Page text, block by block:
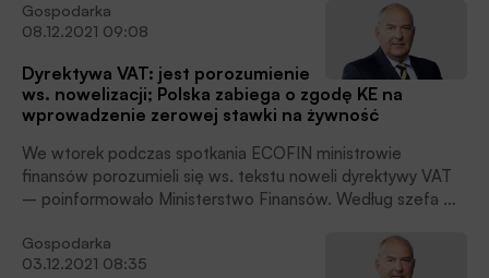
Polskich. Podobnie jak w roku minionym, tak i obecnie
wydarzenie odbyło się online, jednak prezes ZBP, Krzysztof
Pietraszkiewicz wyraził nadzieję, że już za rok bankowcy
spotkają się w bardziej tradycyjnej formule.
Gospodarka
08.12.2021 09:08
Dyrektywa VAT: jest porozumienie
ws. nowelizacji; Polska zabiega o zgodę KE na
wprowadzenie zerowej stawki na żywność
We wtorek podczas spotkania ECOFIN ministrowie
finansów porozumieli się ws. tekstu noweli dyrektywy VAT
– poinformowało Ministerstwo Finansów. Według szefa MF
przyjęcie dyrektywy, stara się o zgodę KE na wprowadzenie
zerowej stawki VAT na żywność, na 6 miesięcy.
Gospodarka
03.12.2021 08:35